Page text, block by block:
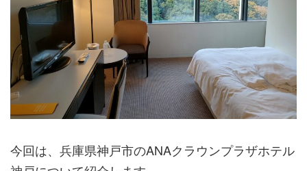
今回は、兵庫県神戸市のANAクラウンプラザホテル